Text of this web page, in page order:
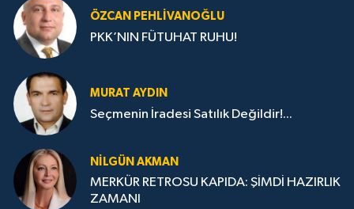
ÖZCAN PEHLIVANOĞLU
PKK’NIN FÜTUHAT RUHU!
MURAT AYDIN
Seçmenin İradesi Satılık Değildir!...
NILGÜN AKMAN
MERKÜR RETROSU KAPIDA: ŞİMDİ HAZIRLIK
ZAMANI